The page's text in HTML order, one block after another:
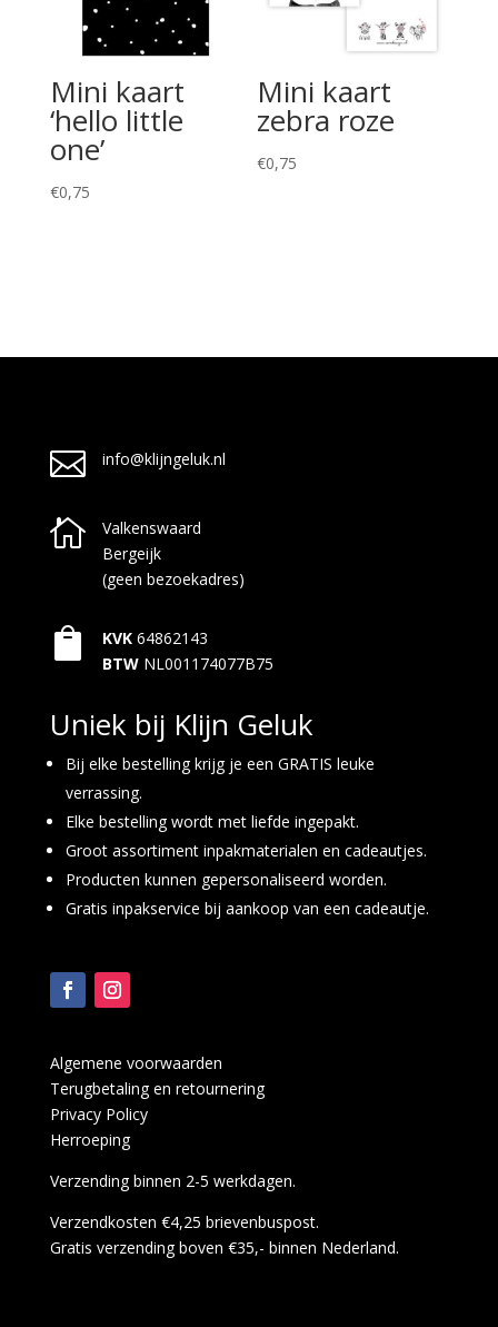
Mini kaart
‘hello little
one’
€0,75
Mini kaart
zebra roze
€0,75
 info@klijngeluk.nl

Valkenswaard
Bergeijk
(geen bezoekadres)
 KVK 64862143
BTW NL001174077B75
Uniek bij Klijn Geluk
Bij elke bestelling krijg je een GRATIS leuke
verrassing.
Elke bestelling wordt met liefde ingepakt.
Groot assortiment inpakmaterialen en cadeautjes.
Producten kunnen gepersonaliseerd worden.
Gratis inpakservice bij aankoop van een cadeautje.
Algemene voorwaarden
Terugbetaling en retournering
Privacy Policy
Herroeping
Verzending binnen 2-5 werkdagen.
Verzendkosten €4,25 brievenbuspost.
Gratis verzending boven €35,- binnen Nederland.